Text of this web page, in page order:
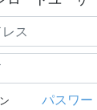
パスワー